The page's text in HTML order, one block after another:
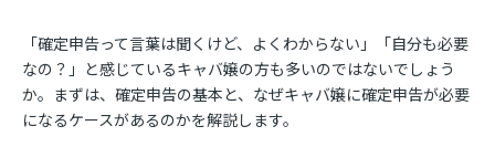
「確定申告って言葉は聞くけど、よくわからない」「自分も必要
なの？」と感じているキャバ嬢の方も多いのではないでしょう
か。まずは、確定申告の基本と、なぜキャバ嬢に確定申告が必要
になるケースがあるのかを解説します。